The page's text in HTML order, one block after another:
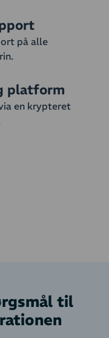
på alle
platform
en krypteret
til